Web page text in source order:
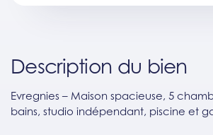
Description du bien
Evregnies – Maison spacieuse, 5
bains, studio indépendant, piscine et